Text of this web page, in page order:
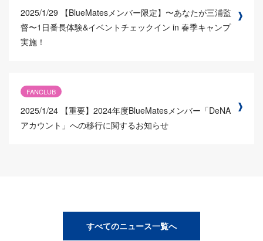
2025/1/29
【BlueMatesメンバー限定】〜あなたが三浦監
督〜1日番長体験&イベントチェックイン in 春季キャンプ
実施！
FANCLUB
2025/1/24 【重要】2024年度BlueMatesメンバー「DeNA
アカウント」への移行に関するお知らせ
すべてのニュース一覧へ